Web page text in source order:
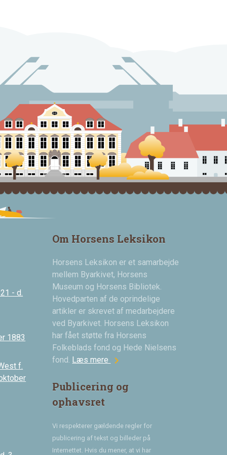
- d.
1883
f.
Om Horsens Leksikon
Horsens Leksikon er et samarbejde
mellem Byarkivet, Horsens
Museum og Horsens Bibliotek.
Hovedparten af de oprindelige
artikler er skrevet af medarbejdere
ved Byarkivet. Horsens Leksikon
har fået støtte fra Horsens
Folkeblads fond og Hede Nielsens
fond. Læs mere chevron_right
Publicering og
ophavsret
Vi respekterer gældende regler for
publicering af tekst og billeder på
Internettet. Hvis du mener, at vi har